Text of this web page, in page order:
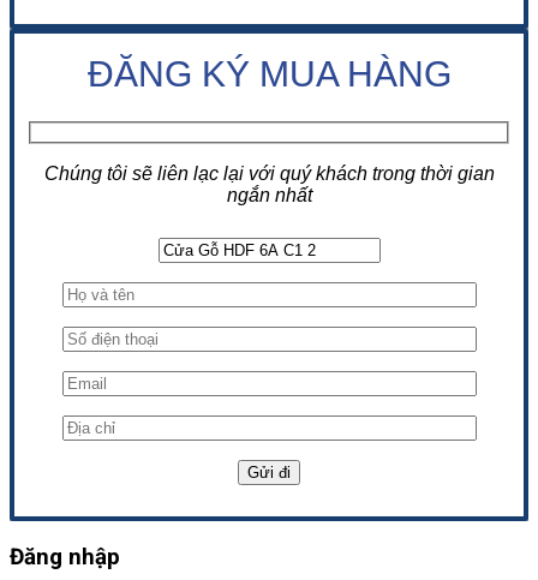
ĐĂNG KÝ MUA HÀNG
Chúng tôi sẽ liên lạc lại với quý khách trong thời gian
ngắn nhất
Đăng nhập